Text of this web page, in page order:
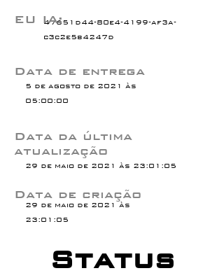
47651d44-80e4-4199-af3a-
c3c2e5b4247d
EU IA:
Data de entrega
5 de agosto de 2021 às
05:00:00
Data da última
atualização
29 de maio de 2021 às 23:01:05
29 de maio de 2021 às
23:01:05
Data de criação
Status